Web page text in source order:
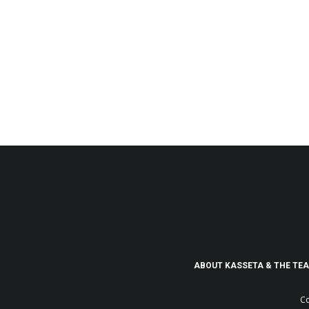
ABOUT KASSETA & THE